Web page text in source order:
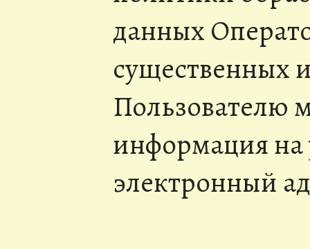
данных
существенных
Пользователю
информация
электронный